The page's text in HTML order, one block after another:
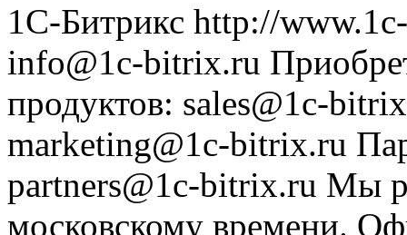
1С-Битрикс http://
info@1c-bitrix.ru
продуктов: sales@1c-
marketing@1c-bitrix.ru
partners@1c-bitrix.ru Мы
московскому времени.